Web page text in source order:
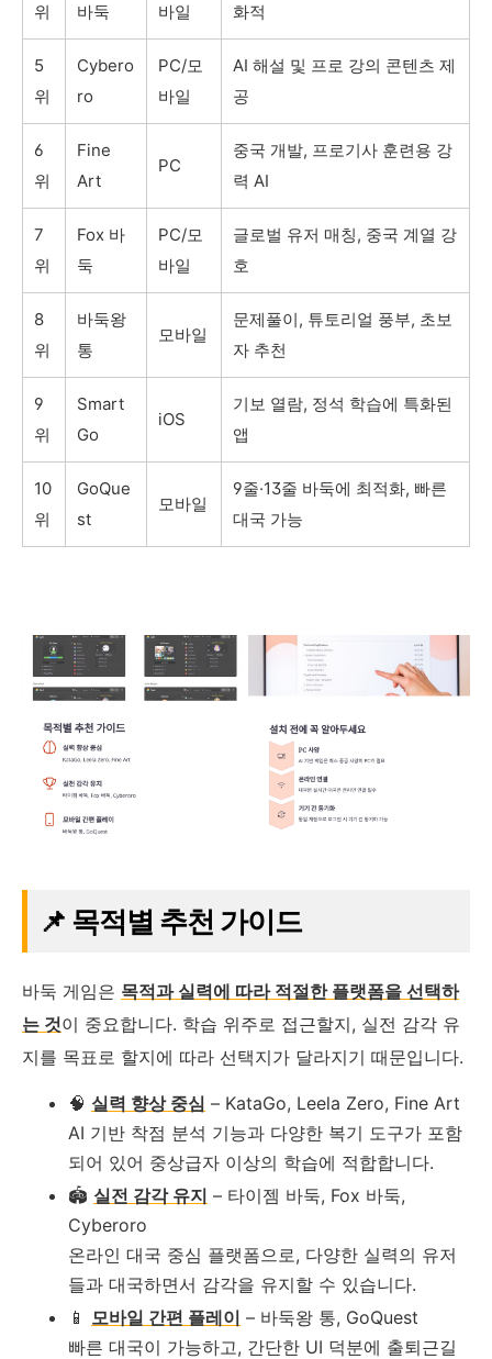
위
바둑
바일
화적
5
위
Cybero
ro
PC/모
바일
AI 해설 및 프로 강의 콘텐츠 제
공
6
위
Fine
Art
PC
중국 개발, 프로기사 훈련용 강
력 AI
7
위
Fox 바
둑
PC/모
바일
글로벌 유저 매칭, 중국 계열 강
호
8
위
바둑왕
통
모바일
문제풀이, 튜토리얼 풍부, 초보
자 추천
9
위
Smart
Go
iOS
기보 열람, 정석 학습에 특화된
앱
10
위
GoQue
st
모바일
9줄·13줄 바둑에 최적화, 빠른
대국 가능
📌 목적별 추천 가이드
바둑 게임은 목적과 실력에 따라 적절한 플랫폼을 선택하
는 것이 중요합니다. 학습 위주로 접근할지, 실전 감각 유
지를 목표로 할지에 따라 선택지가 달라지기 때문입니다.
🧠 실력 향상 중심 – KataGo, Leela Zero, Fine Art
AI 기반 착점 분석 기능과 다양한 복기 도구가 포함
되어 있어 중상급자 이상의 학습에 적합합니다.
🏟️ 실전 감각 유지 – 타이젬 바둑, Fox 바둑,
Cyberoro
온라인 대국 중심 플랫폼으로, 다양한 실력의 유저
들과 대국하면서 감각을 유지할 수 있습니다.
📱 모바일 간편 플레이 – 바둑왕 통, GoQuest
빠른 대국이 가능하고, 간단한 UI 덕분에 출퇴근길